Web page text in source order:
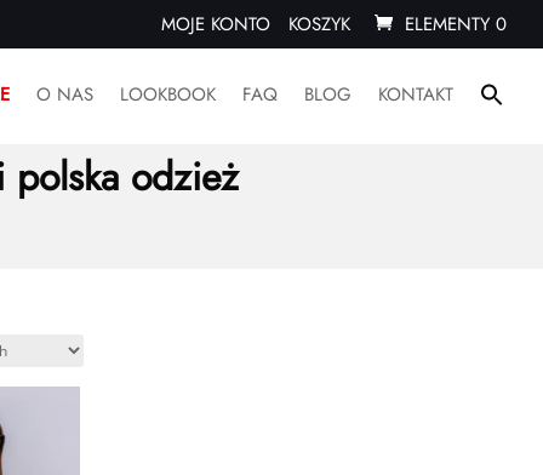
MOJE KONTO KOSZYK ELEMENTY 0
O NAS LOOKBOOK FAQ BLOG KONTAKT
odzież